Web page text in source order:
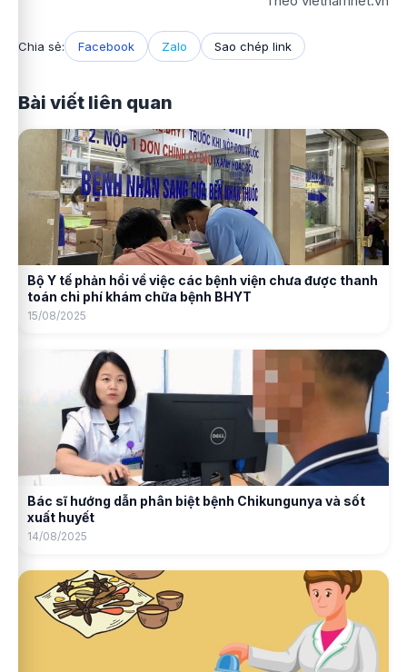
Chia sẻ: Facebook Zalo Sao chép link
Bài viết liên quan
Bộ Y tế phản hồi về việc các bệnh viện chưa được thanh
toán chi phí khám chữa bệnh BHYT
15/08/2025
Bác sĩ hướng dẫn phân biệt bệnh Chikungunya và sốt
xuất huyết
14/08/2025